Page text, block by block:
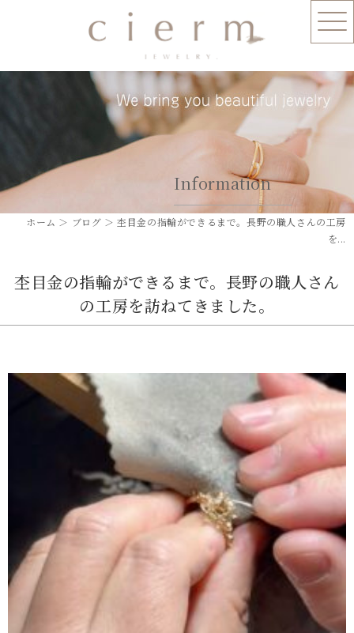
Information
ホーム ＞ ブログ ＞ 杢目金の指輪ができるまで。長野の職人さんの工房
を...
杢目金の指輪ができるまで。長野の職人さん
の工房を訪ねてきました。